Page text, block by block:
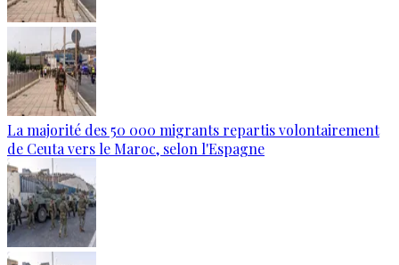
La majorité des 50 000 migrants repartis volontairement
de Ceuta vers le Maroc, selon l'Espagne